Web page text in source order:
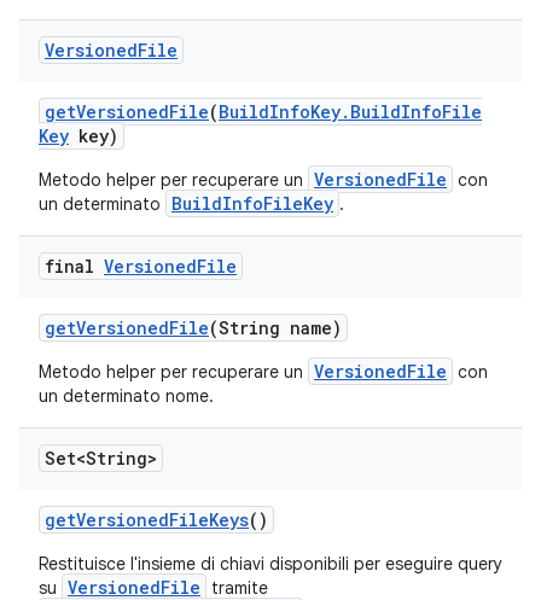
VersionedFile
getVersionedFile(BuildInfoKey. BuildInfoFile
Key key)
Metodo helper per recuperare un VersionedFile con
un determinato
BuildInfoFileKey .
final VersionedFile
getVersionedFile(String name)
Metodo helper per recuperare un VersionedFile con
un determinato nome.
Set<String>
getVersionedFileKeys()
Restituisce l'insieme di chiavi disponibili per eseguire query
su VersionedFile tramite